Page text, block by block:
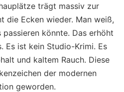
trägt massiv zur
die Ecken wieder. Man weiß,
könnte. Das erhöht
Es ist kein Studio-Krimi. Es
und kaltem Rauch. Diese
der modernen
geworden.